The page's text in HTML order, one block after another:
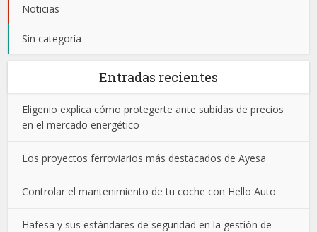
Noticias
Sin categoría
Entradas recientes
Eligenio explica cómo protegerte ante subidas de precios
en el mercado energético
Los proyectos ferroviarios más destacados de Ayesa
Controlar el mantenimiento de tu coche con Hello Auto
Hafesa y sus estándares de seguridad en la gestión de